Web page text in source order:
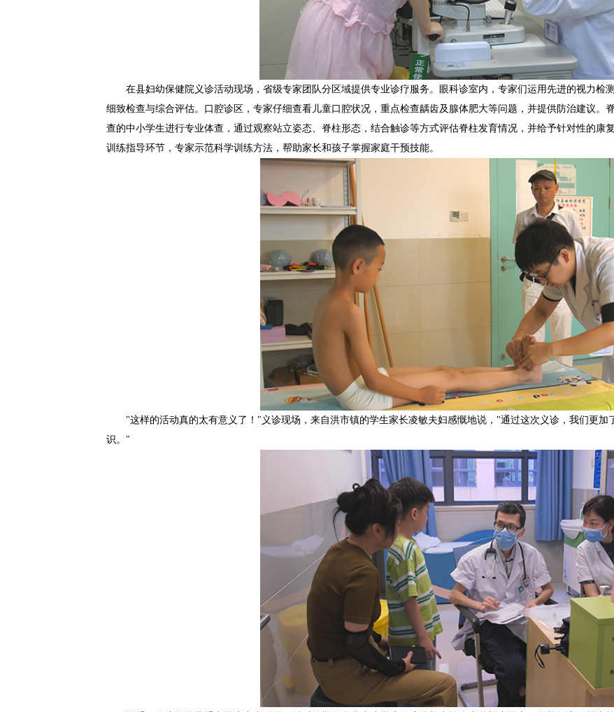
在县妇幼保健院义诊活动现场，省级专家团队分区域提供专业诊疗服务。眼科诊室内，专家们运用先进的视力检
细致检查与综合评估。口腔诊区，专家仔细查看儿童口腔状况，重点检查龋齿及腺体肥大等问题，并提供防治建议。
查的中小学生进行专业体查，通过观察站立姿态、脊柱形态，结合触诊等方式评估脊柱发育情况，并给予针对性的康
训练指导环节，专家示范科学训练方法，帮助家长和孩子掌握家庭干预技能。
"这样的活动真的太有意义了！"义诊现场，来自洪市镇的学生家长凌敏夫妇感慨地说，"通过这次义诊，我们更
识。"